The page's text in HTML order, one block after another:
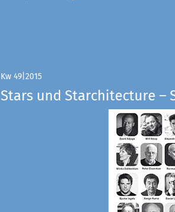
Kw 49|2015
Stars und Starchitecture –